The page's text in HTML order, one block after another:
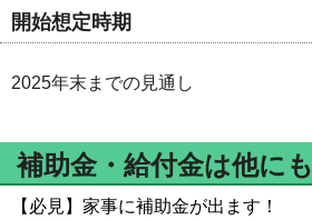
開始想定時期
2025年末までの見通し
補助金・給付金は他に
【必見】家事に補助金が出ます！